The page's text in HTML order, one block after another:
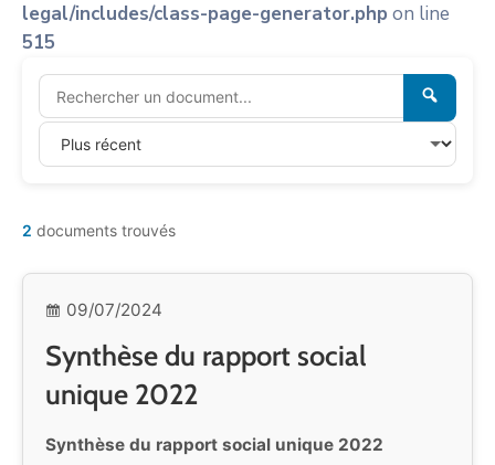
legal/includes/class-page-generator.php on line
515
2 documents trouvés
09/07/2024
Synthèse du rapport social
unique 2022
Synthèse du rapport social unique 2022